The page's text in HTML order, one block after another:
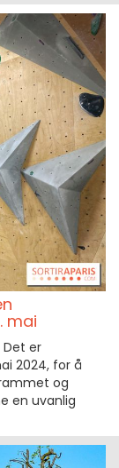
mai
Det er
2024, for å
og
en uvanlig